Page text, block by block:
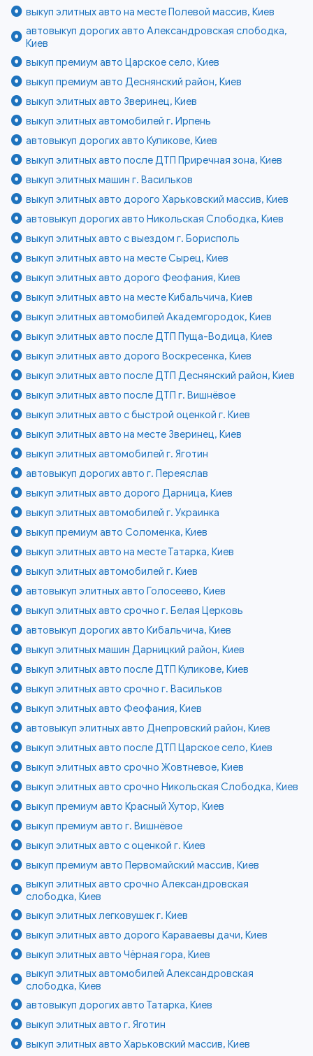
выкуп элитных авто на месте Полевой массив, Киев
автовыкуп дорогих авто Александровская слободка,
Киев
выкуп премиум авто Царское село, Киев
выкуп премиум авто Деснянский район, Киев
выкуп элитных авто Зверинец, Киев
выкуп элитных автомобилей г. Ирпень
автовыкуп дорогих авто Куликове, Киев
выкуп элитных авто после ДТП Приречная зона, Киев
выкуп элитных машин г. Васильков
выкуп элитных авто дорого Харьковский массив, Киев
автовыкуп дорогих авто Никольская Слободка, Киев
выкуп элитных авто с выездом г. Борисполь
выкуп элитных авто на месте Сырец, Киев
выкуп элитных авто дорого Феофания, Киев
выкуп элитных авто на месте Кибальчича, Киев
выкуп элитных автомобилей Академгородок, Киев
выкуп элитных авто после ДТП Пуща-Водица, Киев
выкуп элитных авто дорого Воскресенка, Киев
выкуп элитных авто после ДТП Деснянский район, Киев
выкуп элитных авто после ДТП г. Вишнёвое
выкуп элитных авто с быстрой оценкой г. Киев
выкуп элитных авто на месте Зверинец, Киев
выкуп элитных автомобилей г. Яготин
автовыкуп дорогих авто г. Переяслав
выкуп элитных авто дорого Дарница, Киев
выкуп элитных автомобилей г. Украинка
выкуп премиум авто Соломенка, Киев
выкуп элитных авто на месте Татарка, Киев
выкуп элитных автомобилей г. Киев
автовыкуп элитных авто Голосеево, Киев
выкуп элитных авто срочно г. Белая Церковь
автовыкуп дорогих авто Кибальчича, Киев
выкуп элитных машин Дарницкий район, Киев
выкуп элитных авто после ДТП Куликове, Киев
выкуп элитных авто срочно г. Васильков
выкуп элитных авто Феофания, Киев
автовыкуп элитных авто Днепровский район, Киев
выкуп элитных авто после ДТП Царское село, Киев
выкуп элитных авто срочно Жовтневое, Киев
выкуп элитных авто срочно Никольская Слободка, Киев
выкуп премиум авто Красный Хутор, Киев
выкуп премиум авто г. Вишнёвое
выкуп элитных авто с оценкой г. Киев
выкуп премиум авто Первомайский массив, Киев
выкуп элитных авто срочно Александровская
слободка, Киев
выкуп элитных легковушек г. Киев
выкуп элитных авто дорого Караваевы дачи, Киев
выкуп элитных авто Чёрная гора, Киев
выкуп элитных автомобилей Александровская
слободка, Киев
автовыкуп дорогих авто Татарка, Киев
выкуп элитных авто г. Яготин
выкуп элитных авто Харьковский массив, Киев